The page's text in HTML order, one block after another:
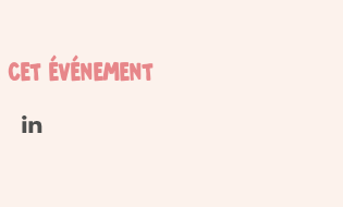
cet événement